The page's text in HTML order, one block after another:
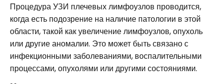
Процедура УЗИ плечевых лимфоузлов проводится,
когда есть подозрение на наличие патологии в этой
области, такой как увеличение лимфоузлов, опухоль
или другие аномалии. Это может быть связано с
инфекционными заболеваниями, воспалительными
процессами, опухолями или другими состояниями.